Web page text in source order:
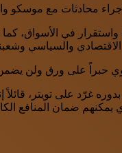
محادثات مع موسكو
في الأسواق، كما
والسياسي وشعبنا
حبراً على ورق ولن
غرّد على تويتر،
ضمان المنافع